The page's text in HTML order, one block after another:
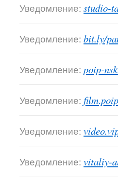
Уведомление: studio-
Уведомление: bit.ly/
Уведомление: poip-
Уведомление:
Уведомление:
Уведомление: vitaliy-